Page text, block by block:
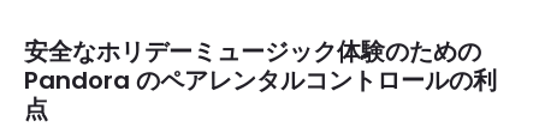
安全なホリデーミュージック体験のための
Pandora のペアレンタルコントロールの利
点